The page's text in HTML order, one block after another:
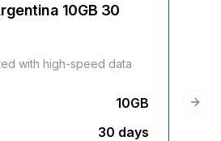
10GB 30
with high-speed data
10GB
30 days